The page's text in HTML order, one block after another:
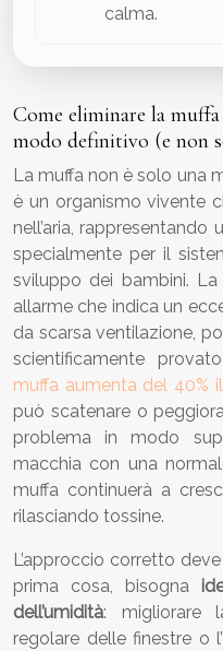
calma.
Come eliminare la
modo definitivo (e non
La muffa non è solo una
è un organismo vivente
nell’aria, rappresentando
specialmente per il
sviluppo dei bambini.
allarme che indica un
da scarsa ventilazione,
scientificamente
muffa aumenta del 40%
può scatenare o
problema in modo
macchia con una
muffa continuerà a
rilasciando tossine.
L’approccio corretto
prima cosa, bisogna
dell’umidità: migliorare
regolare delle finestre o